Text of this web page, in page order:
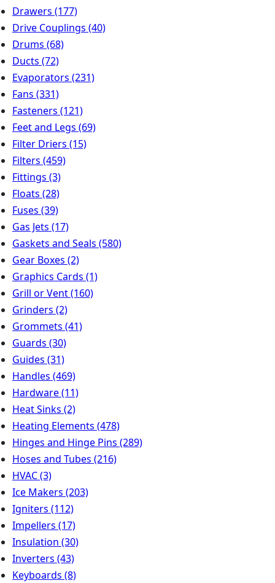
Drawers (177)
Drive Couplings (40)
Drums (68)
Ducts (72)
Evaporators (231)
Fans (331)
Fasteners (121)
Feet and Legs (69)
Filter Driers (15)
Filters (459)
Fittings (3)
Floats (28)
Fuses (39)
Gas Jets (17)
Gaskets and Seals (580)
Gear Boxes (2)
Graphics Cards (1)
Grill or Vent(160)
Grinders (2)
Grommets (41)
Guards (30)
Guides (31)
Handles (469)
Hardware(11)
Heat Sinks (2)
Heating Elements (478)
Hinges and Hinge Pins (289)
Hoses and Tubes (216)
HVAC(3)
Ice Makers (203)
Igniters (112)
Impellers (17)
Insulation (30)
Inverters (43)
Keyboards (8)